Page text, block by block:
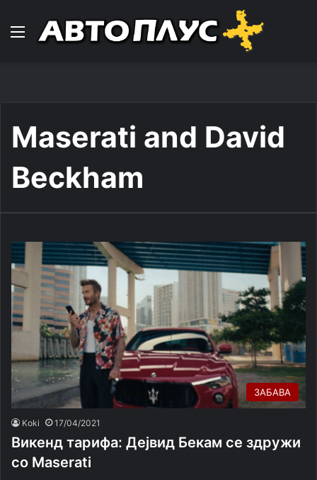
Навигација
Maserati and David
Beckham
ЗАБАВА
Koki 17/04/2021
Викенд тарифа: Дејвид Бекам се здружи
со Maserati